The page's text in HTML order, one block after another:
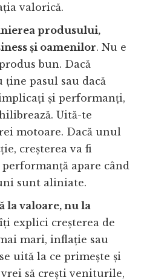
valorică.
produsului,
și oamenilor. Nu e
bun. Dacă
pasul sau dacă
și performanți,
Uită-te
motoare. Dacă unul
creșterea va fi
apare când
sunt aliniate.
la valoare, nu la
explici creșterea de
mari, inflație sau
uită la ce primește și
vrei să crești veniturile,